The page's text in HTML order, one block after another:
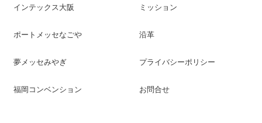
インテックス大阪
ポートメッセなごや
夢メッセみやぎ
福岡コンベンション
ミッション
沿革
プライバシーポリシー
お問合せ